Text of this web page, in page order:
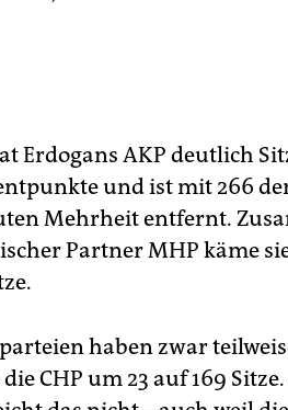
Erdogans AKP deutlich
und ist mit 266
Mehrheit entfernt.
Partner MHP käme
haben zwar
CHP um 23 auf 169